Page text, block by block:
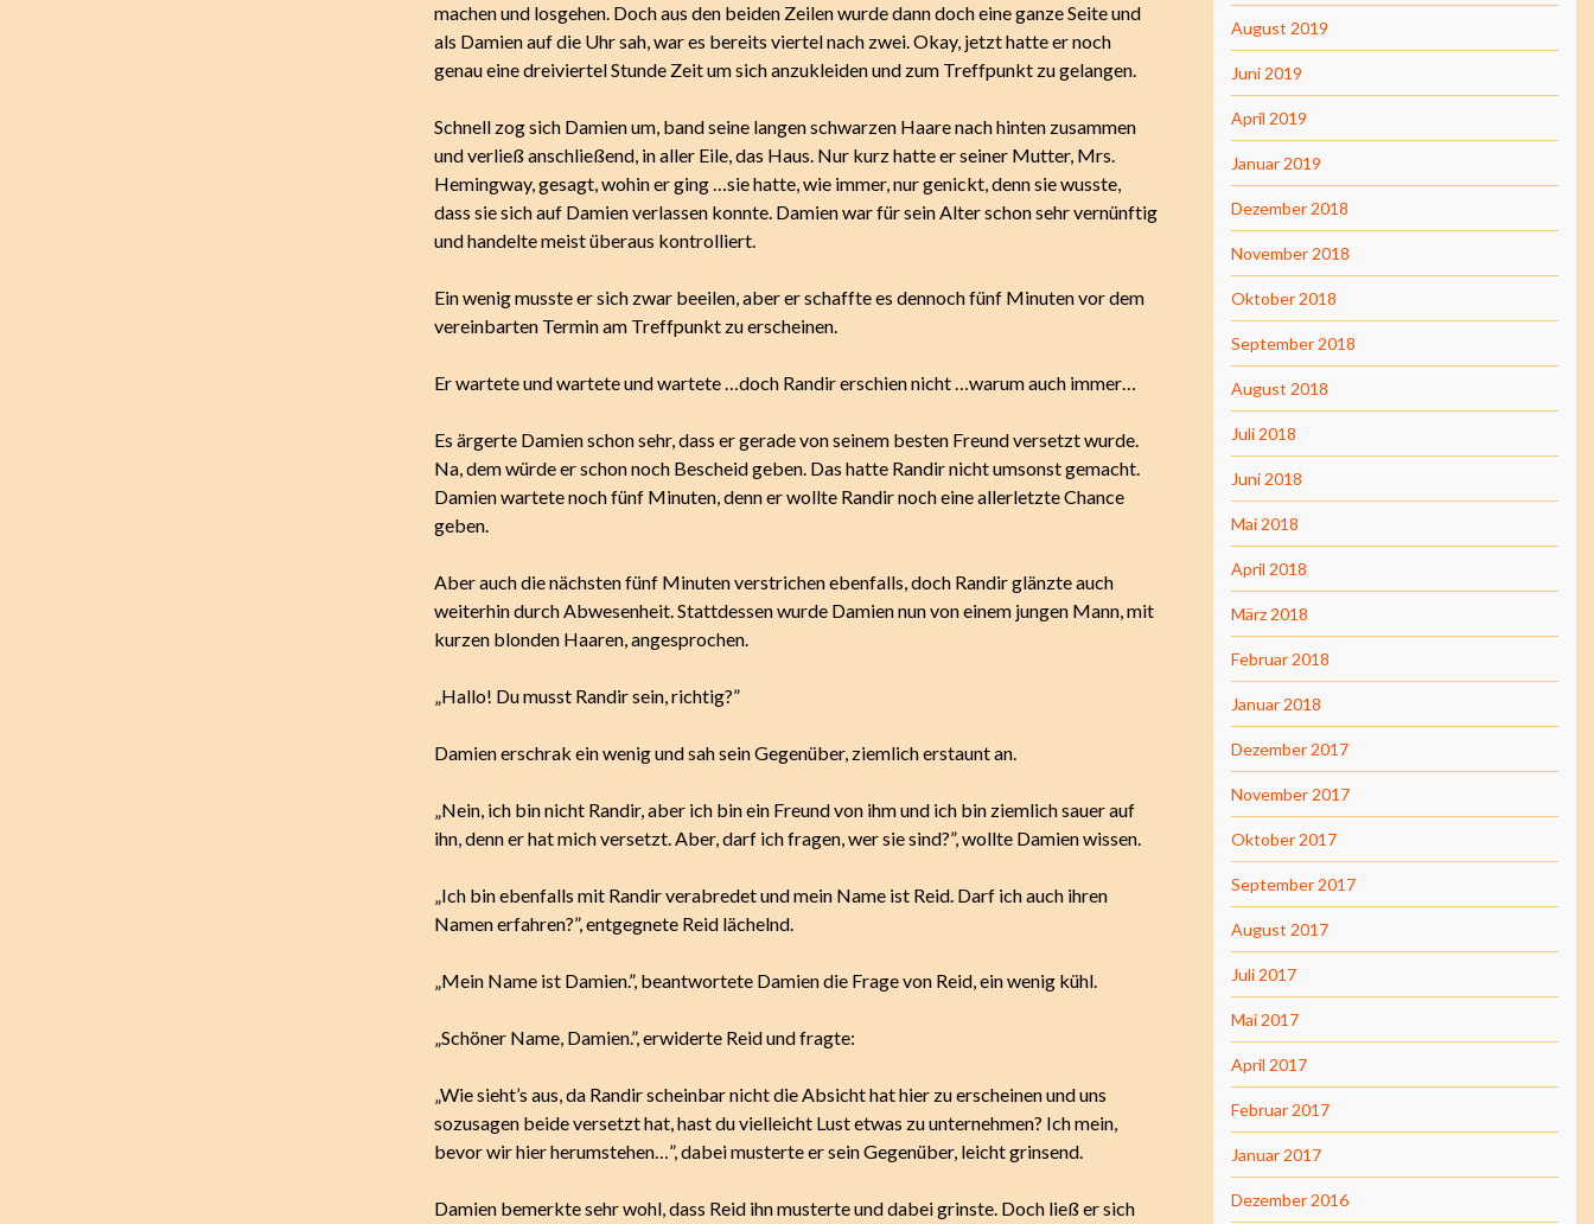
machen und losgehen. Doch aus den beiden Zeilen wurde dann doch eine ganze Seite und
als Damien auf die Uhr sah, war es bereits viertel nach zwei. Okay, jetzt hatte er noch
genau eine dreiviertel Stunde Zeit um sich anzukleiden und zum Treffpunkt zu gelangen.
Schnell zog sich Damien um, band seine langen schwarzen Haare nach hinten zusammen
und verließ anschließend, in aller Eile, das Haus. Nur kurz hatte er seiner Mutter, Mrs.
Hemingway, gesagt, wohin er ging …sie hatte, wie immer, nur genickt, denn sie wusste,
dass sie sich auf Damien verlassen konnte. Damien war für sein Alter schon sehr vernünftig
und handelte meist überaus kontrolliert.
Ein wenig musste er sich zwar beeilen, aber er schaffte es dennoch fünf Minuten vor dem
vereinbarten Termin am Treffpunkt zu erscheinen.
Er wartete und wartete und wartete …doch Randir erschien nicht …warum auch immer…
Es ärgerte Damien schon sehr, dass er gerade von seinem besten Freund versetzt wurde.
Na, dem würde er schon noch Bescheid geben. Das hatte Randir nicht umsonst gemacht.
Damien wartete noch fünf Minuten, denn er wollte Randir noch eine allerletzte Chance
geben.
Aber auch die nächsten fünf Minuten verstrichen ebenfalls, doch Randir glänzte auch
weiterhin durch Abwesenheit. Stattdessen wurde Damien nun von einem jungen Mann, mit
kurzen blonden Haaren, angesprochen.
„Hallo! Du musst Randir sein, richtig?”
Damien erschrak ein wenig und sah sein Gegenüber, ziemlich erstaunt an.
„Nein, ich bin nicht Randir, aber ich bin ein Freund von ihm und ich bin ziemlich sauer auf
ihn, denn er hat mich versetzt. Aber, darf ich fragen, wer sie sind?”, wollte Damien wissen.
„Ich bin ebenfalls mit Randir verabredet und mein Name ist Reid. Darf ich auch ihren
Namen erfahren?”, entgegnete Reid lächelnd.
„Mein Name ist Damien.”, beantwortete Damien die Frage von Reid, ein wenig kühl.
„Schöner Name, Damien.”, erwiderte Reid und fragte:
„Wie sieht’s aus, da Randir scheinbar nicht die Absicht hat hier zu erscheinen und uns
sozusagen beide versetzt hat, hast du vielleicht Lust etwas zu unternehmen? Ich mein,
bevor wir hier herumstehen…”, dabei musterte er sein Gegenüber, leicht grinsend.
Damien bemerkte sehr wohl, dass Reid ihn musterte und dabei grinste. Doch ließ er sich
August 2019
Juni 2019
April 2019
Januar 2019
Dezember 2018
November 2018
Oktober 2018
September 2018
August 2018
Juli 2018
Juni 2018
Mai 2018
April 2018
März 2018
Februar 2018
Januar 2018
Dezember 2017
November 2017
Oktober 2017
September 2017
August 2017
Juli 2017
Mai 2017
April 2017
Februar 2017
Januar 2017
Dezember 2016